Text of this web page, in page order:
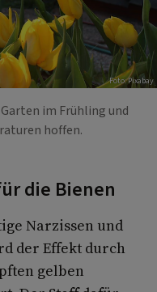
Foto: Pixabay
im Frühling und
hoffen.
die Bienen
Narzissen und
der Effekt durch
gelben